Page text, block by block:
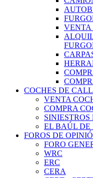
VENTA
COCHES DE
VENTA
COMPRA
SINIESTROS
EL BAÚL DE
FOROS DE
FORO
WRC
ERC
CERA